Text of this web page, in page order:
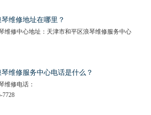
维修地址在哪里？
维修中心地址：天津市和平区浪琴维修服务中心
琴维修服务中心电话是什么？
维修电话：
7728